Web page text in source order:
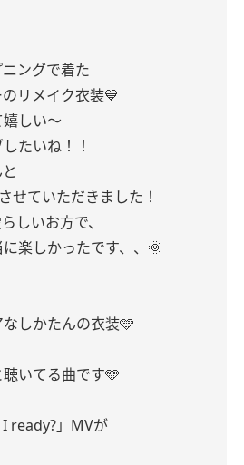
ングで着た
リメイク衣装💙
しい〜
たいね！！
せていただきました！
しいお方で、
楽しかったです、、🌞
しかたんの衣装🩵
いてる曲です🩵
ready?」MVが